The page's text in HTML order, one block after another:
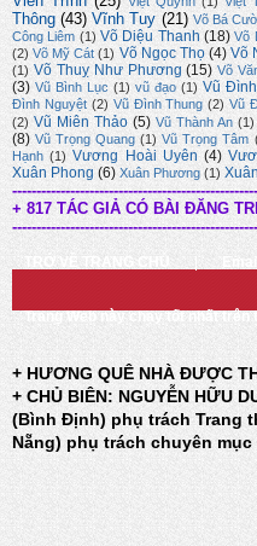
Thông (43) Vĩnh Tuy (21) Võ Bá
Công Liêm (1) Võ Diệu Thanh (18) Võ
(2) Võ Mỹ Cát (1) Võ Ngọc Thọ (4) Võ
(1) Võ Thuỵ Như Phương (15) Võ
(3) Vũ Bình Lục (1) vũ đạo (1) Vũ
Đình Nguyệt (2) Vũ Đình Thung (2) Vũ
(2) Vũ Miên Thảo (5) Vũ Thành An (1)
(8) Vũ Trọng Quang (1) Vũ Trọng Tâm
Hạnh (1) Vương Hoài Uyên (4)
Xuân Phong (6) Xuân Phương (1)
+ 817 TÁC GIẢ CÓ BÀI ĐĂNG
TRỞ VỀ TRANG CHỦ
Trang Web này chạy tốt nhất trên
+ HƯƠNG QUÊ NHÀ ĐƯỢC
+ CHỦ BIÊN: NGUYỄN HỮU
(Bình Định) phụ trách Trang
Nẵng) phụ trách chuyên